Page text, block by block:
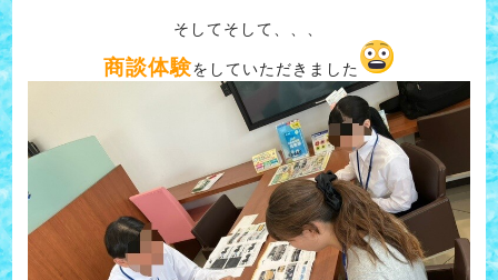
そしてそして、、、
商談体験をしていただきました